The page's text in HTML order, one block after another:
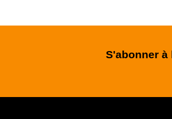
S'abonner à